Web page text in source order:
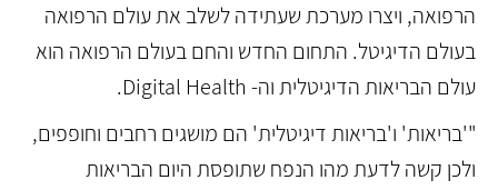
הרפואה, ויצרו מערכת שעתידה לשלב את עולם הרפואה
בעולם הדיגיטל. התחום החדש והחם בעולם הרפואה הוא
עולם הבריאות הדיגיטלית וה- Digital Health.
"'בריאות' ו'בריאות דיגיטלית' הם מושגים רחבים וחופפים,
ולכן קשה לדעת מהו הנפח שתופסת היום הבריאות